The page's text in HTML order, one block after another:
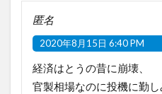
匿名
2020年8月15日 6:40 PM
経済はとうの昔に崩壊、
官製相場なのに投機に勤